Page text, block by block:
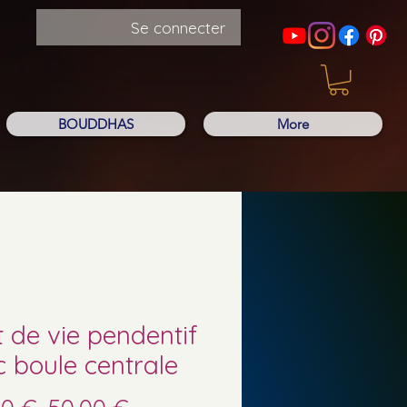
Se connecter
BOUDDHAS More
de vie pendentif
boule centrale